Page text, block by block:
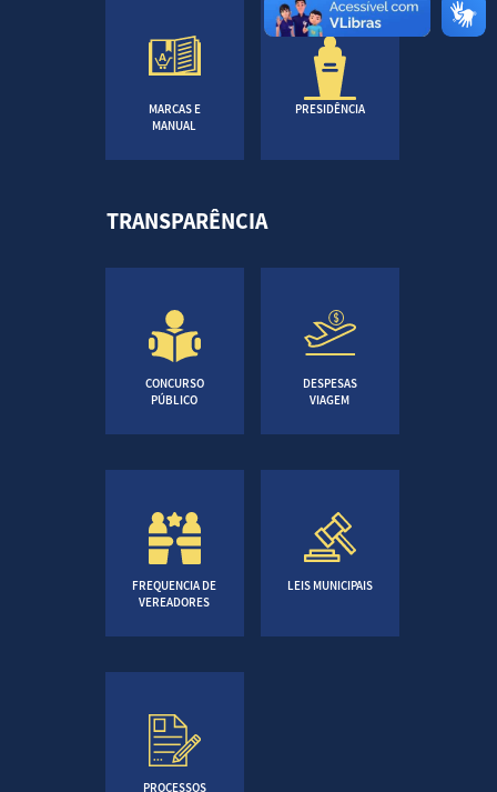
MARCAS E
MANUAL
PRESIDÊNCIA
TRANSPARÊNCIA
CONCURSO
PÚBLICO
DESPESAS
VIAGEM
FREQUENCIA DE
VEREADORES
LEIS MUNICIPAIS
PROCESSOS